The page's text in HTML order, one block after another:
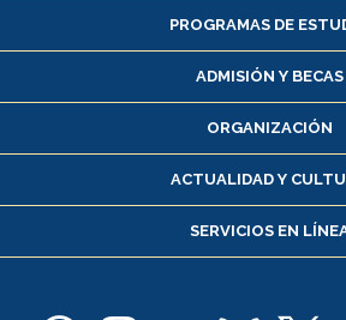
Alumnas/os y
Matrícula en línea
Inscripción y cambio de
Consulta y certificado de
Servicio médico y
Pago de arancel y crédito
PROGRAMAS DE
ADMISIÓN Y BECAS
ORGANIZACIÓN
ACTUALIDAD Y
SERVICIOS EN